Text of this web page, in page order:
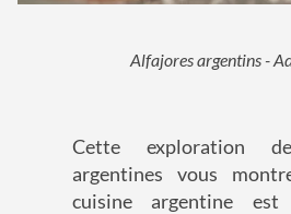
Alfajores argentins -
Cette exploration
argentines vous
cuisine argentine est